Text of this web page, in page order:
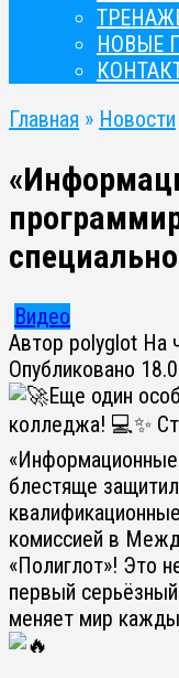
НОВЫЕ
Главная » Новости
Видео
Автор polyglot На
Опубликовано
Еще один
колледжа! 💻✨
блестяще
комиссией в
«Полиглот»! Это
первый
меняет мир